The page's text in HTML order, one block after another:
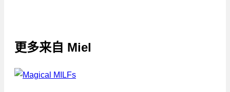
更多来自 Miel